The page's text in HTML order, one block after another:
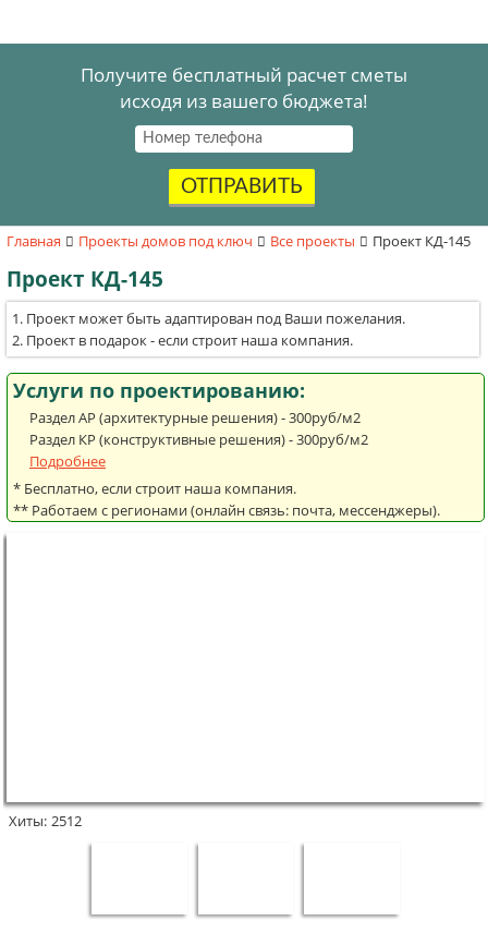
Получите бесплатный расчет сметы
исходя из вашего бюджета!
ОТПРАВИТЬ
Главная Проекты домов под ключ Все проекты Проект КД-145
Проект КД-145
Проект может быть адаптирован под Ваши пожелания.
Проект в подарок - если строит наша компания.
Услуги по проектированию:
Раздел АР (архитектурные решения) - 300руб/м2
Раздел КР (конструктивные решения) - 300руб/м2
Подробнее
* Бесплатно, если строит наша компания.
** Работаем с регионами (онлайн связь: почта, мессенджеры).
Хиты: 2512